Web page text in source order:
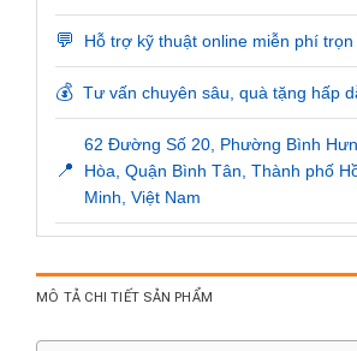
💬 Hỗ trợ kỹ thuật online miễn phí
💰 Tư vấn chuyên sâu, quà tặng hấp
📍
62 Đường Số 20, Phường Bình
Hòa, Quận Bình Tân, Thành phố
Minh, Việt Nam
MÔ TẢ CHI TIẾT SẢN PHẨM